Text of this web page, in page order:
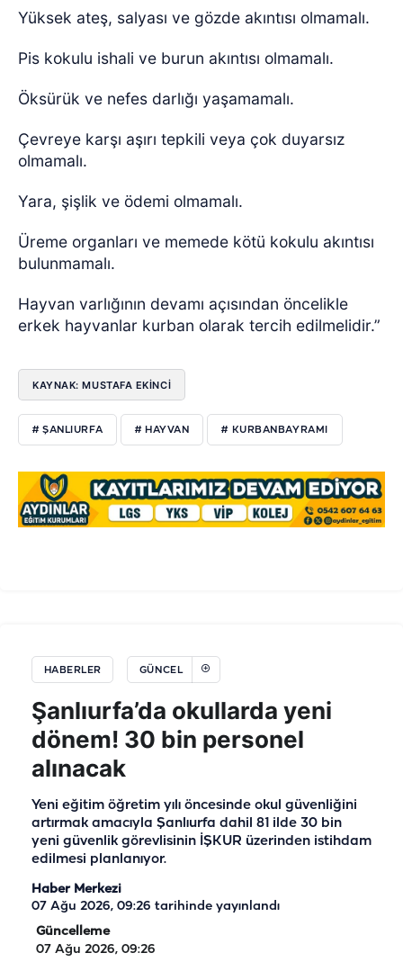
Yüksek ateş, salyası ve gözde akıntısı olmamalı.
Pis kokulu ishali ve burun akıntısı olmamalı.
Öksürük ve nefes darlığı yaşamamalı.
Çevreye karşı aşırı tepkili veya çok duyarsız
olmamalı.
Yara, şişlik ve ödemi olmamalı.
Üreme organları ve memede kötü kokulu akıntısı
bulunmamalı.
Hayvan varlığının devamı açısından öncelikle
erkek hayvanlar kurban olarak tercih edilmelidir.”
KAYNAK: MUSTAFA EKİNCİ
# ŞANLIURFA # HAYVAN # KURBANBAYRAMI
HABERLER GÜNCEL
Şanlıurfa’da okullarda yeni
dönem! 30 bin personel
alınacak
Yeni eğitim öğretim yılı öncesinde okul güvenliğini
artırmak amacıyla Şanlıurfa dahil 81 ilde 30 bin
yeni güvenlik görevlisinin İŞKUR üzerinden istihdam
edilmesi planlanıyor.
Haber Merkezi
07 Ağu 2026, 09:26 tarihinde yayınlandı
Güncelleme
07 Ağu 2026, 09:26